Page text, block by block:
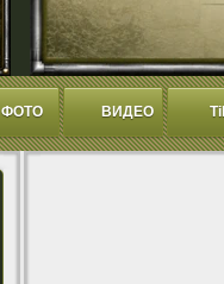
ФОТО ВИДЕО